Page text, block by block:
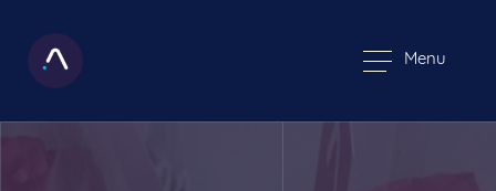
Menu